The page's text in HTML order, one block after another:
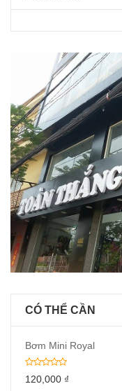
CÓ THỂ CẦN
Bơm Mini Royal
120,000 ₫